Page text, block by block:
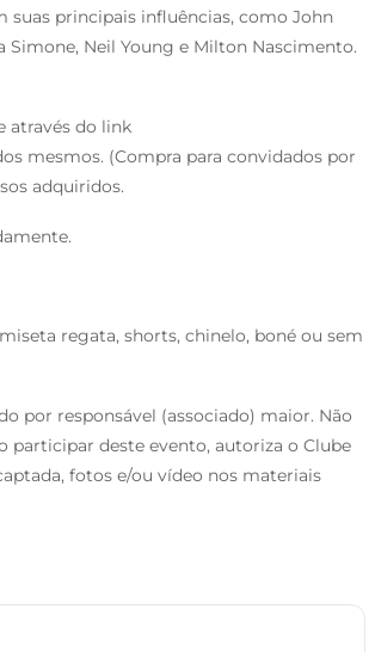
suas principais influências, como John
Simone, Neil Young e Milton Nascimento.
através do link
mesmos. (Compra para convidados por
adquiridos.
regata, shorts, chinelo, boné ou sem
por responsável (associado) maior. Não
participar deste evento, autoriza o Clube
fotos e/ou vídeo nos materiais